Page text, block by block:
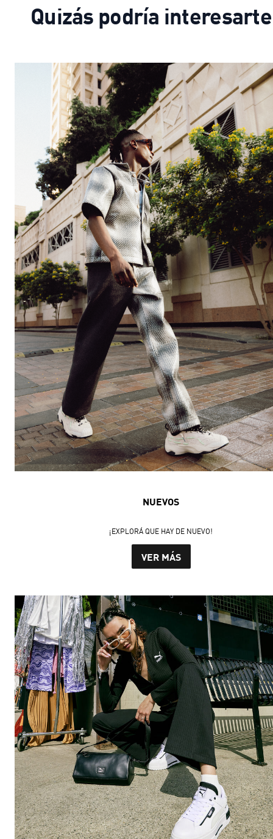
Quizás podría interesarte
NUEVOS
¡EXPLORÁ QUE HAY DE NUEVO!
VER MÁS